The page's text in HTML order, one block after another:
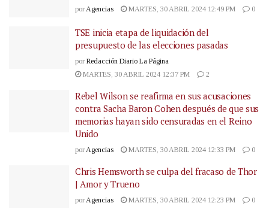
porAgencias MARTES, 30 ABRIL 2024 12:49 PM 0
TSE inicia etapa de liquidación del
presupuesto de las elecciones pasadas
por Redacción Diario La Página
MARTES, 30 ABRIL 2024 12:37 PM
2
Rebel Wilson se reafirma en sus acusaciones
contra Sacha Baron Cohen después de que sus
memorias hayan sido censuradas en el Reino
Unido
por Agencias MARTES, 30 ABRIL 2024 12:33 PM 0
Chris Hemsworth se culpa del fracaso de Thor
| Amor y Trueno
por Agencias MARTES, 30 ABRIL 2024 12:23 PM 0